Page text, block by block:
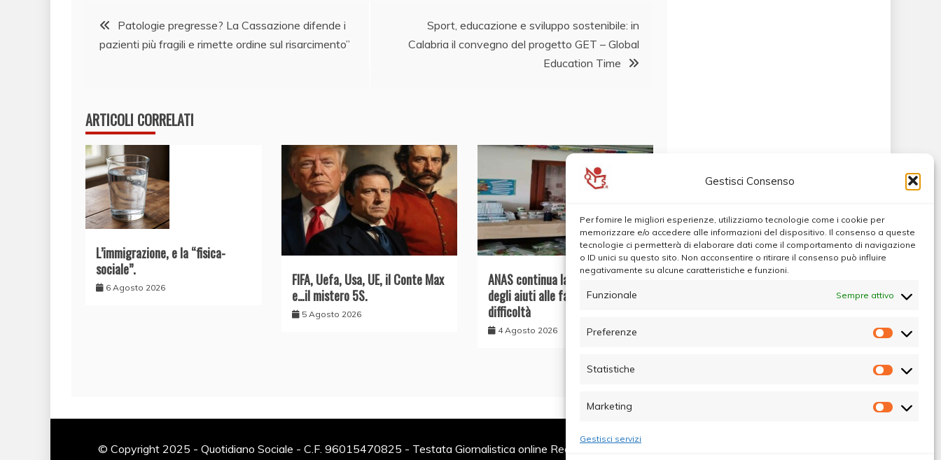
Gestisci Consenso
Per fornire le migliori esperienze, utilizziamo tecnologie come i cookie per
memorizzare e/o accedere alle informazioni del dispositivo. Il consenso a queste
tecnologie ci permetterà di elaborare dati come il comportamento di navigazione
o ID unici su questo sito. Non acconsentire o ritirare il consenso può influire
negativamente su alcune caratteristiche e funzioni.
Funzionale Sempre attivo
Preferenze
Statistiche
Marketing
Gestisci servizi
Navigazione
articoli
Patologie pregresse? La Cassazione difende i
pazienti più fragili e rimette ordine sul risarcimento”
Sport, educazione e sviluppo sostenibile: in
Calabria il convegno del progetto GET – Global
Education Time
ARTICOLI CORRELATI
L’immigrazione, e la “fisica-
sociale”.
6 Agosto 2026
FIFA, Uefa, Usa, UE, il Conte Max
e…il mistero 5S.
5 Agosto 2026
ANAS continua la distribuzione
degli aiuti alle famiglie in
difficoltà
4 Agosto 2026
© Copyright 2025 - Quotidiano Sociale - C.F. 96015470825 - Testata Giornalistica online Registrata al Tribunale di Palermo - Direttore Responsabile